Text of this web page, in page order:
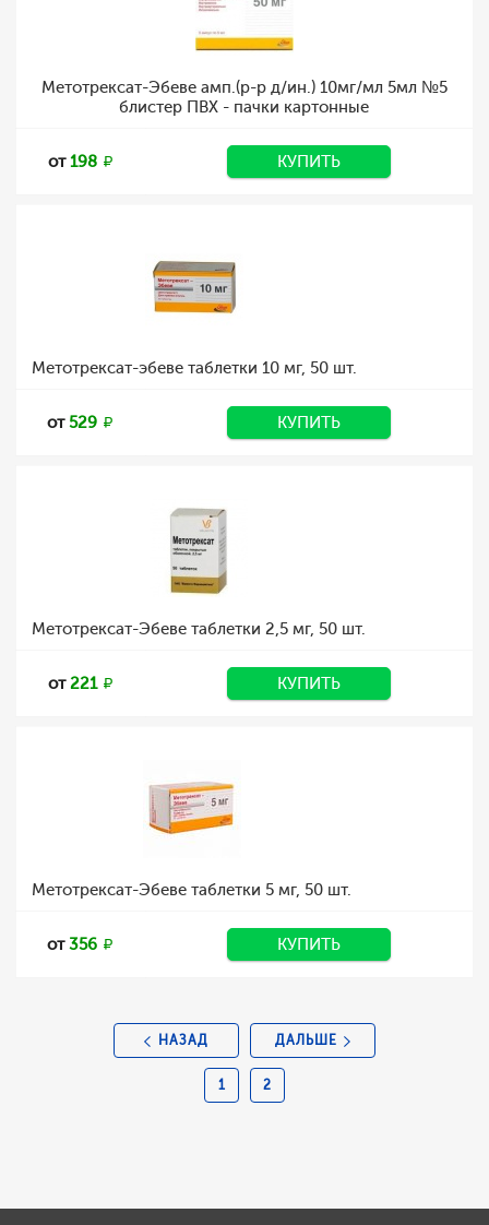
Метотрексат-Эбеве амп.(р-р д/ин.) 10мг/мл 5мл №5
блистер ПВХ - пачки картонные
от198 КУПИТЬ
Метотрексат-эбеве таблетки 10 мг, 50 шт.
от529 КУПИТЬ
Метотрексат-Эбеве таблетки 2,5 мг, 50 шт.
от221 КУПИТЬ
Метотрексат-Эбеве таблетки 5 мг, 50 шт.
от356 КУПИТЬ
НАЗАД
1 2
ДАЛЬШЕ